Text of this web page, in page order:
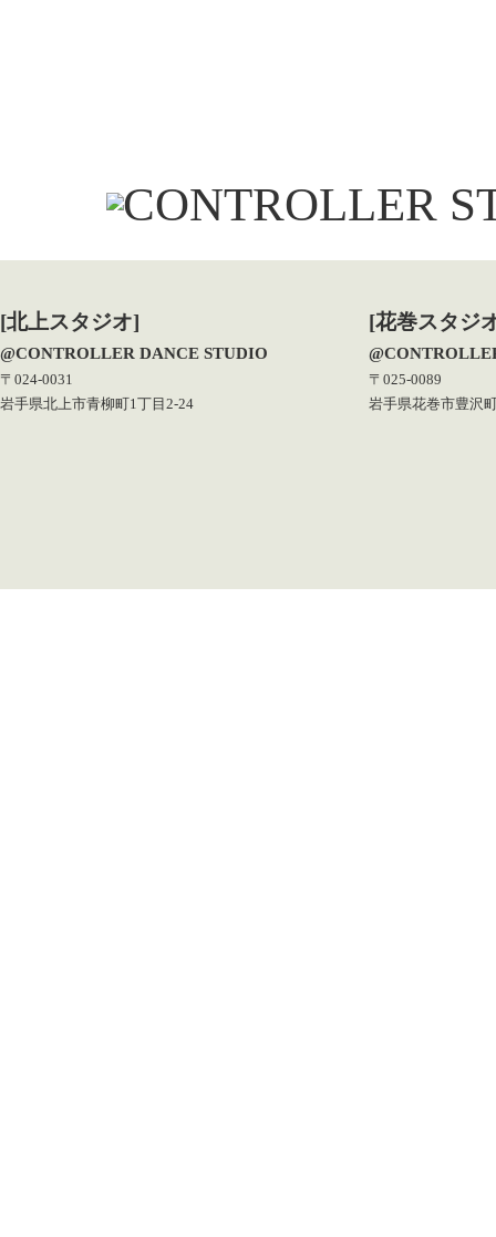
[北上スタジオ]
@CONTROLLER DANCE STUDIO
〒024-0031
岩手県北上市青柳町1丁目2-24
[花巻スタジ
〒025-0089
岩手県花巻市豊沢